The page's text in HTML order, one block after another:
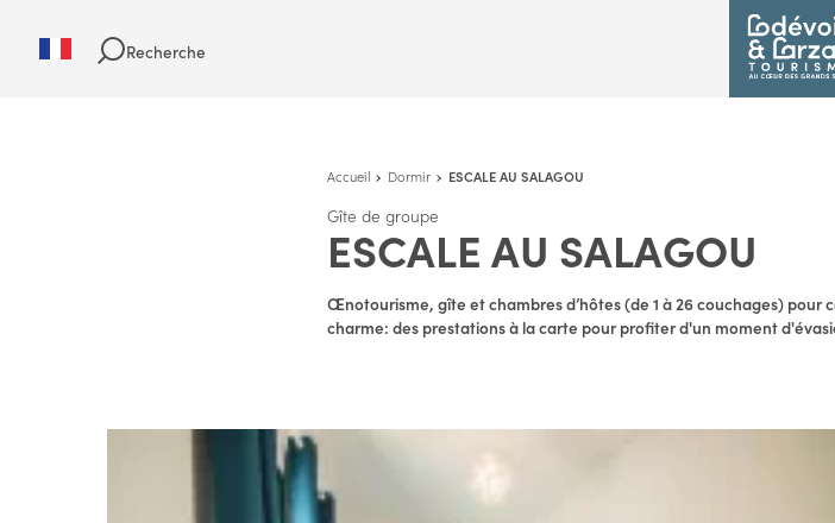
Recherche
Accueil Dormir ESCALE AU SALAGOU
Gîte de groupe
ESCALE AU SALAGOU
Œnotourisme, gîte et chambres d’hôtes (de 1 à 26 couchages) pour
charme: des prestations à la carte pour profiter d'un moment